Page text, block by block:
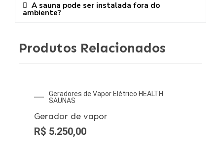
A sauna pode ser instalada fora do
ambiente?
Produtos Relacionados
Geradores de Vapor Elétrico HEALTH
SAUNAS
Gerador de vapor
R$ 5.250,00